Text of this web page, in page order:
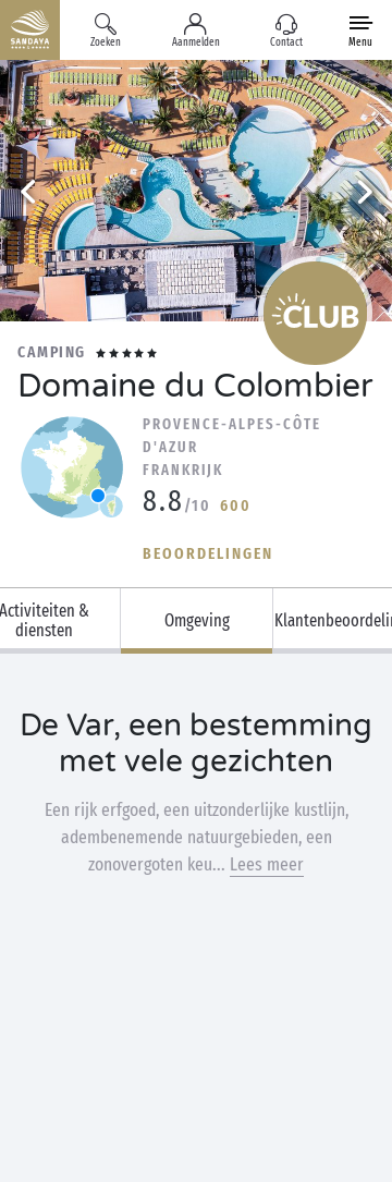
Zoeken Aanmelden Contact Menu
CAMPING
Domaine du Colombier
PROVENCE-ALPES-CÔTE
D'AZUR
FRANKRIJK
8.8 /10 600
BEOORDELINGEN
Activiteiten &
diensten
Omgeving
De Var, een bestemming
met vele gezichten
Een rijk erfgoed, een uitzonderlijke kustlijn,
adembenemende natuurgebieden, een
zonovergoten keu... Lees meer